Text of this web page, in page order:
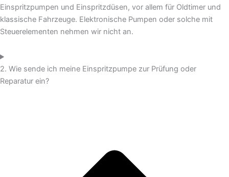
Einspritzpumpen und Einspritzdüsen, vor allem für Oldtimer und
klassische Fahrzeuge. Elektronische Pumpen oder solche mit
Steuerelementen nehmen wir nicht an.
2. Wie sende ich meine Einspritzpumpe zur Prüfung oder
Reparatur ein?